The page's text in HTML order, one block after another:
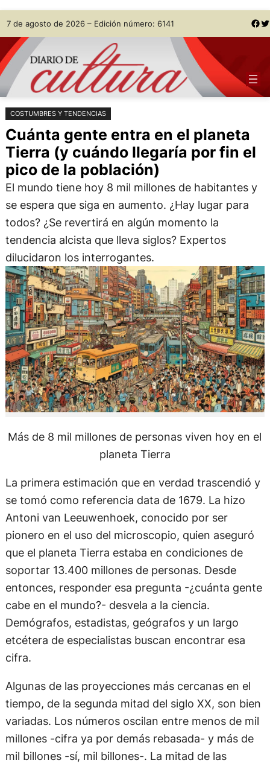
Saltar
al
contenido
Skip
to
content
7 de agosto de 2026 – Edición número: 6141 Facebook Twitter
COSTUMBRES Y TENDENCIAS
Cuánta gente entra en el planeta
Tierra (y cuándo llegaría por fin el
pico de la población)
El mundo tiene hoy 8 mil millones de habitantes y
se espera que siga en aumento. ¿Hay lugar para
todos? ¿Se revertirá en algún momento la
tendencia alcista que lleva siglos? Expertos
dilucidaron los interrogantes.
Más de 8 mil millones de personas viven hoy en el
planeta Tierra
La primera estimación que en verdad trascendió y
se tomó como referencia data de 1679. La hizo
Antoni van Leeuwenhoek, conocido por ser
pionero en el uso del microscopio, quien aseguró
que el planeta Tierra estaba en condiciones de
soportar 13.400 millones de personas. Desde
entonces, responder esa pregunta -¿cuánta gente
cabe en el mundo?- desvela a la ciencia.
Demógrafos, estadistas, geógrafos y un largo
etcétera de especialistas buscan encontrar esa
cifra.
Algunas de las proyecciones más cercanas en el
tiempo, de la segunda mitad del siglo XX, son bien
variadas. Los números oscilan entre menos de mil
millones -cifra ya por demás rebasada- y más de
mil billones -sí, mil billones-. La mitad de las